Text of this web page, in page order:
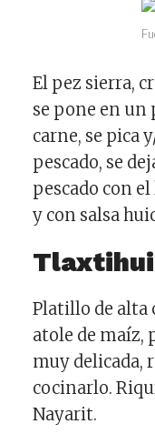
El pez sierra,
se pone en un
carne, se pica
pescado, se
pescado con
y con salsa
Platillo de alta
atole de maíz,
muy delicada,
cocinarlo.
Nayarit.